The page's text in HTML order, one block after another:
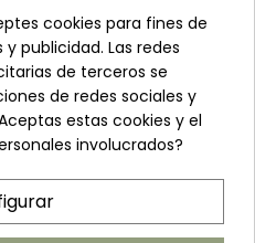
Mi cuenta
Contacto
Envíos y Devoluciones
Venta a profesionales
cookies para fines de
publicidad. Las redes
de terceros se
de redes sociales y
estas cookies y el
involucrados?